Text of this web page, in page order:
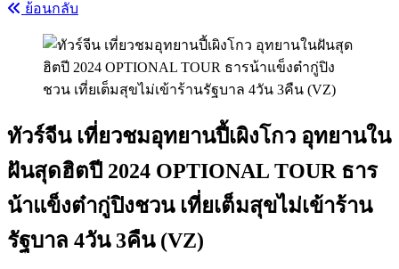
ย้อนกลับ
ทัวร์จีน เที่ยวชมอุทยานปี้เผิงโกว อุทยานใน
ฝันสุดฮิตปี 2024 OPTIONAL TOUR ธาร
น้าแข็งต๋ากู่ปิงชวน เที่ยเต็มสุขไม่เข้าร้าน
รัฐบาล 4วัน 3คืน (VZ)